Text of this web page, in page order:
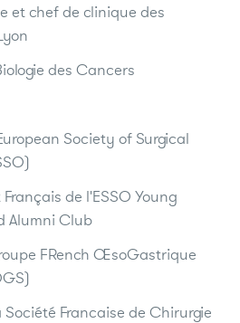
et chef de clinique des
des Cancers
Society of Surgical
de l'ESSO Young
Alumni Club
FRench OesoGastrique
Société Francaise de Chirurgie